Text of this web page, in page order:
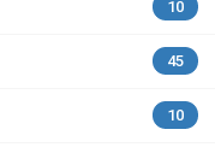
10
45
10